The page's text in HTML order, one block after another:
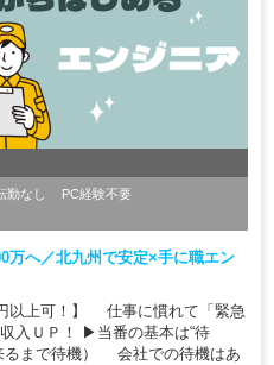
勤なし
PC経験不要
万へ／北九州で安定×手に職エン
以上可！】 仕事に慣れて「緊急
入ＵＰ！ ▶当番の基本は“待
るまで待機） 会社での待機はあ